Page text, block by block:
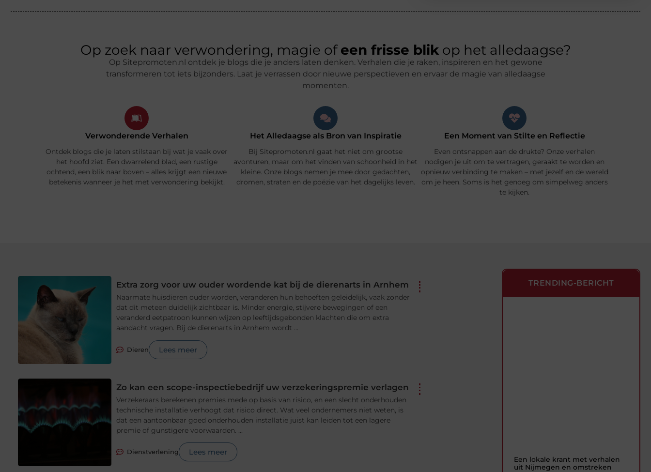
Op zoek naar verwondering, magie of een frisse blikop het alledaagse?
Op Sitepromoten.nl ontdek je blogs die je anders laten denken. Verhalen die je raken, inspireren en het gewone
transformeren tot iets bijzonders. Laat je verrassen door nieuwe perspectieven en ervaar de magie van alledaagse
momenten.
Verwonderende Verhalen
Ontdek blogs die je laten stilstaan bij wat je vaak over
het hoofd ziet. Een dwarrelend blad, een rustige
ochtend, een blik naar boven – alles krijgt een nieuwe
betekenis wanneer je het met verwondering bekijkt.
Het Alledaagse als Bron van Inspiratie
Bij Sitepromoten.nl gaat het niet om grootse
avonturen, maar om het vinden van schoonheid in het
kleine. Onze blogs nemen je mee door gedachten,
dromen, straten en de poëzie van het dagelijks leven.
Een Moment van Stilte en Reflectie
Even ontsnappen aan de drukte? Onze verhalen
nodigen je uit om te vertragen, geraakt te worden en
opnieuw verbinding te maken – met jezelf en de wereld
om je heen. Soms is het genoeg om simpelweg anders
te kijken.
Extra zorg voor uw ouder wordende kat bij de dierenarts in Arnhem
Naarmate huisdieren ouder worden, veranderen hun behoeften geleidelijk, vaak zonder
dat dit meteen duidelijk zichtbaar is. Minder energie, stijvere bewegingen of een
veranderd eetpatroon kunnen wijzen op leeftijdsgebonden klachten die om extra
aandacht vragen. Bij de dierenarts in Arnhem wordt ...
Dieren Lees meer
Zo kan een scope-inspectiebedrijf uw verzekeringspremie verlagen
Verzekeraars berekenen premies mede op basis van risico, en een slecht onderhouden
technische installatie verhoogt dat risico direct. Wat veel ondernemers niet weten, is
dat een aantoonbaar goed onderhouden installatie juist kan leiden tot een lagere
premie of gunstigere voorwaarden. ...
Dienstverlening Lees meer
TRENDING-BERICHT
Een lokale krant met verhalen
uit Nijmegen en omstreken